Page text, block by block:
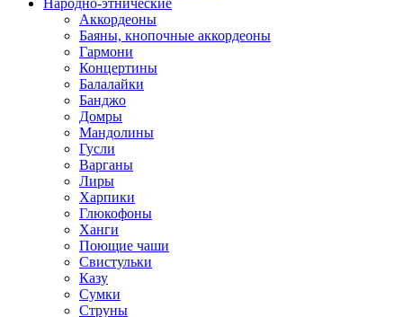
Народно-этнические
Аккордеоны
Баяны, кнопочные аккордеоны
Гармони
Концертины
Балалайки
Банджо
Домры
Мандолины
Гусли
Варганы
Лиры
Харпики
Глюкофоны
Ханги
Поющие чаши
Свистульки
Казу
Сумки
Струны